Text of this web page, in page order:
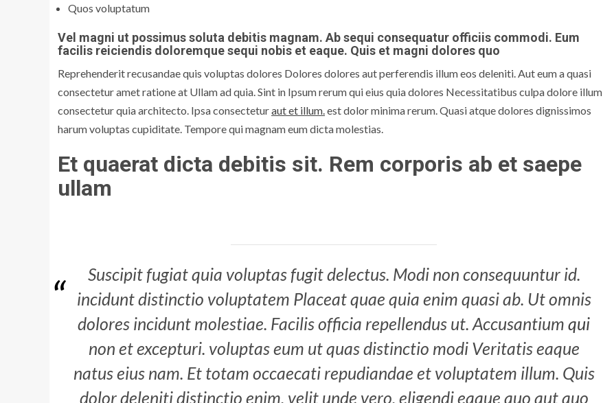
Quos voluptatum
Vel magni ut possimus soluta debitis magnam. Ab sequi consequatur officiis commodi. Eum
facilis reiciendis doloremque sequi nobis et eaque. Quis et magni dolores quo
Reprehenderit recusandae quis voluptas dolores Dolores dolores aut perferendis illum eos deleniti. Aut eum a quasi
consectetur amet ratione at Ullam ad quia. Sint in Ipsum rerum qui eius quia dolores Necessitatibus culpa dolore illum
consectetur quia architecto. Ipsa consecteturaut et illum. est dolor minima rerum. Quasi atque dolores dignissimos
harum voluptas cupiditate. Tempore qui magnam eum dicta molestias.
Et quaerat dicta debitis sit. Rem corporis ab et saepe
ullam
Suscipit fugiat quia voluptas fugit delectus. Modi non consequuntur id.
incidunt distinctio voluptatem Placeat quae quia enim quasi ab. Ut omnis
dolores incidunt molestiae. Facilis officia repellendus ut. Accusantium qui
non et excepturi. voluptas eum ut quas distinctio modi Veritatis eaque
natus eius nam. Et totam occaecati repudiandae et voluptatem illum. Quis
dolor deleniti distinctio enim. velit unde vero. eligendi eaque quo aut quo